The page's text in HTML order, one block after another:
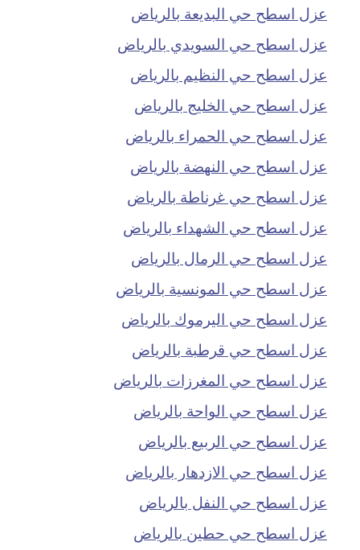
عزل اسطح حي البديعة بالرياض
عزل اسطح حي السويدي بالرياض
عزل اسطح حي النظيم بالرياض
عزل اسطح حي الخليج بالرياض
عزل اسطح حي الحمراء بالرياض
عزل اسطح حي النهضة بالرياض
عزل اسطح حي غرناطة بالرياض
عزل اسطح حي الشهداء بالرياض
عزل اسطح حي الرمال بالرياض
عزل اسطح حي المونسية بالرياض
عزل اسطح حي اليرموك بالرياض
عزل اسطح حي قرطبة بالرياض
عزل اسطح حي المغرزات بالرياض
عزل اسطح حي الواحة بالرياض
عزل اسطح حي الربيع بالرياض
عزل اسطح حي الازدهار بالرياض
عزل اسطح حي النفل بالرياض
عزل اسطح حي حطين بالرياض